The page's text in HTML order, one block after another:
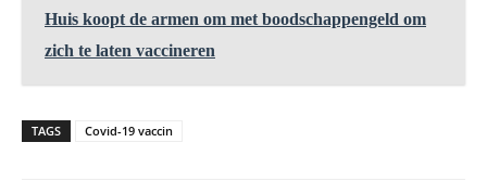
Huis koopt de armen om met boodschappengeld om
zich te laten vaccineren
TAGS Covid-19 vaccin